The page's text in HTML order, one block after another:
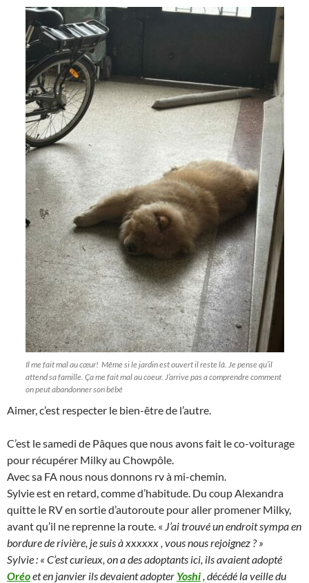
Il me fait mal au cœur! Même si le jardin est ouvert il reste là. Je pense qu’il
attend sa famille. Ça me fait mal au coeur. J’arrive pas a comprendre comment
on peut abandonner son bébé
Aimer, c’est respecter le bien-être de l’autre.
C’est le samedi de Pâques que nous avons fait le co-voiturage
pour récupérer Milky au Chowpôle.
Avec sa FA nous nous donnons rv à mi-chemin.
Sylvie est en retard, comme d’habitude. Du coup Alexandra
quitte le RV en sortie d’autoroute pour aller promener Milky,
avant qu’il ne reprenne la route. « J’ai trouvé un endroit sympa en
bordure de rivière, je suis à xxxxxx , vous nous rejoignez ? »
Sylvie : « C’est curieux, on a des adoptants ici, ils avaient adopté
Oréoet en janvier ils devaient adopter Yoshi , décédé la veille du